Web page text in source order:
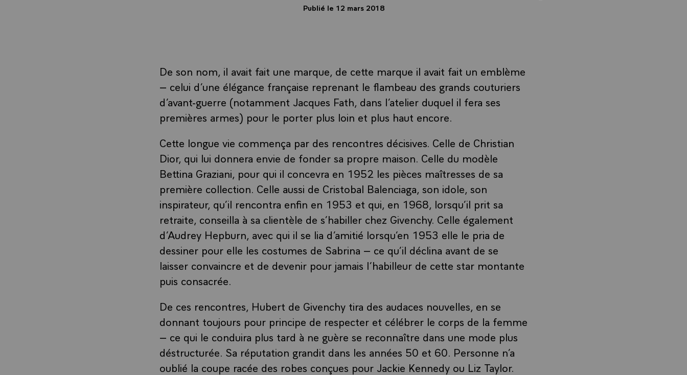
Publié le 12 mars 2018
De son nom, il avait fait une marque, de cette marque il avait fait un emblème
– celui d’une élégance française reprenant le flambeau des grands couturiers
d’avant-guerre (notamment Jacques Fath, dans l’atelier duquel il fera ses
premières armes) pour le porter plus loin et plus haut encore.
Cette longue vie commença par des rencontres décisives. Celle de Christian
Dior, qui lui donnera envie de fonder sa propre maison. Celle du modèle
Bettina Graziani, pour qui il concevra en 1952 les pièces maîtresses de sa
première collection. Celle aussi de Cristobal Balenciaga, son idole, son
inspirateur, qu’il rencontra enfin en 1953 et qui, en 1968, lorsqu’il prit sa
retraite, conseilla à sa clientèle de s’habiller chez Givenchy. Celle également
d’Audrey Hepburn, avec qui il se lia d’amitié lorsqu’en 1953 elle le pria de
dessiner pour elle les costumes de Sabrina – ce qu’il déclina avant de se
laisser convaincre et de devenir pour jamais l’habilleur de cette star montante
puis consacrée.
De ces rencontres, Hubert de Givenchy tira des audaces nouvelles, en se
donnant toujours pour principe de respecter et célébrer le corps de la femme
– ce qui le conduira plus tard à ne guère se reconnaître dans une mode plus
déstructurée. Sa réputation grandit dans les années 50 et 60. Personne n’a
oublié la coupe racée des robes conçues pour Jackie Kennedy ou Liz Taylor.